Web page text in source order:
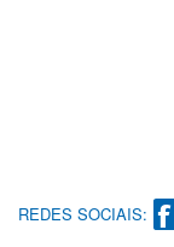
REDES SOCIAIS: